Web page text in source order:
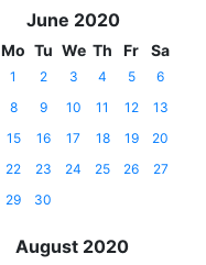
June 2020
Mo Tu We Th Fr Sa
1 2 3 4 5
6
8 9 10 11 12
13
15 16 17 18 19
20
22 23 24 25 26
27
29 30
August 2020